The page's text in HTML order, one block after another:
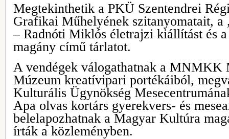
Megtekinthetik a PKÜ Szentendrei
Grafikai Műhelyének szitanyomatait, a
– Radnóti Miklós életrajzi kiállítást és
magány című tárlatot.
A vendégek válogathatnak a MNMKK
Múzeum kreatívipari portékáiból,
Kulturális Ügynökség
Apa olvas kortárs gyerekvers- és
belelapozhatnak a Magyar Kultúra
írták a közleményben.